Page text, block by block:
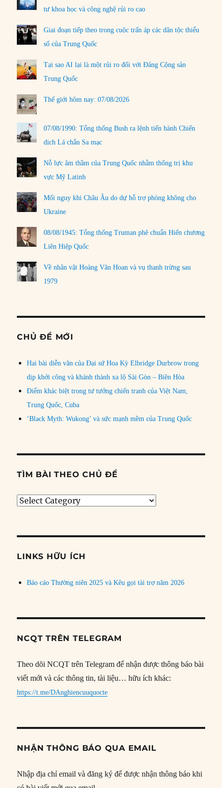
tư khoa học và công nghệ rủi ro cao
Giai đoạn tiếp theo trong cuộc trấn áp các dân tộc thiểu
số của Trung Quốc
Tại sao AI lại là một rủi ro đối với Đảng Cộng sản
Trung Quốc
Thế giới hôm nay: 07/08/2026
07/08/1990: Tổng thống Bush ra lệnh tiến hành Chiến
dịch Lá chắn Sa mạc
Nỗ lực âm thầm của Trung Quốc nhằm thống trị khu
vực Mỹ Latinh
Mối nguy khi Châu Âu do dự hỗ trợ phòng không cho
Ukraine
08/08/1945: Tổng thống Truman phê chuẩn Hiến chương
Liên Hiệp Quốc
Về nhân vật Hoàng Văn Hoan và vụ thanh trừng sau
1979
CHỦ ĐỀ MỚI
Hai bài diễn văn của Đại sứ Hoa Kỳ Elbridge Durbrow trong
dịp khởi công và khánh thành xa lộ Sài Gòn – Biên Hòa
Điểm khác biệt trong tư tưởng chiến tranh của Việt Nam,
Trung Quốc, Cuba
‘Black Myth: Wukong’ và sức mạnh mềm của Trung Quốc
TÌM BÀI THEO CHỦ ĐỀ
Tìm
đề
LINKS HỮU ÍCH
Báo cáo Thường niên 2025 và Kêu gọi tài trợ năm 2026
NCQT TRÊN TELEGRAM
Theo dõi NCQT trên Telegram để nhận được thông báo bài
viết mới và các thông tin, tài liệu… hữu ích khác:
https://t.me/DAnghiencuuquocte
NHẬN THÔNG BÁO QUA EMAIL
Nhập địa chỉ email và đăng ký để được nhận thông báo khi